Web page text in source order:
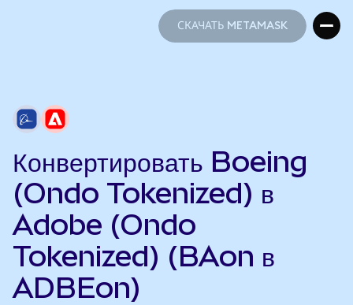
СКАЧАТЬ METAMASK
Конвертировать Boeing
(Ondo Tokenized) в
Adobe (Ondo
Tokenized) (BAon в
ADBEon)